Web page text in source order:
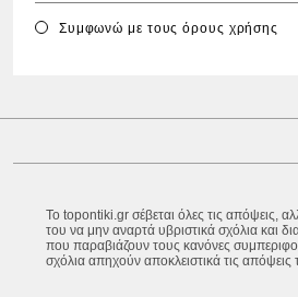
Συμφωνώ με τουςόρους χρήσης
Το topontiki.gr σέβεται όλες τις απόψεις,
του να μην αναρτά υβριστικά σχόλια και
που παραβιάζουν τους κανόνες
σχόλια απηχούν αποκλειστικά τις